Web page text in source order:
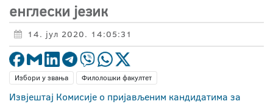
енглески језик
14. јул 2020. 14:05:31
Избори у звања Филолошки факултет
Извјештај Комисије о пријављеним кандидатима за